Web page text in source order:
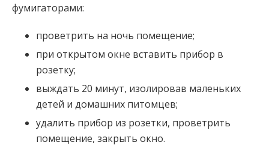
фумигаторами:
проветрить на ночь помещение;
при открытом окне вставить прибор в
розетку;
выждать 20 минут, изолировав маленьких
детей и домашних питомцев;
удалить прибор из розетки, проветрить
помещение, закрыть окно.